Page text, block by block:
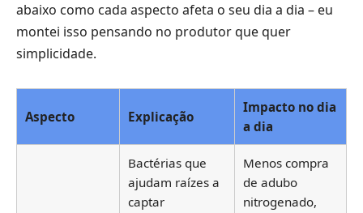
abaixo como cada aspecto afeta o seu dia a dia – eu
montei isso pensando no produtor que quer
simplicidade.
Aspecto Explicação
Impacto no dia
a dia
Bactérias que
ajudam raízes a
captar
Menos compra
de adubo
nitrogenado,